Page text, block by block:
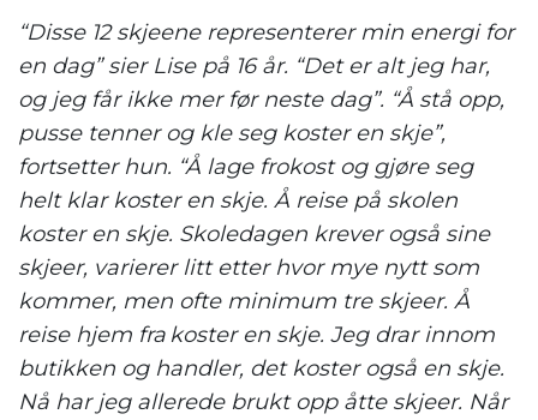
“Disse 12 skjeene representerer min energi for
en dag” sier Lise på 16 år. “Det er alt jeg har,
og jeg får ikke mer før neste dag”. “Å stå opp,
pusse tenner og kle seg koster en skje”,
fortsetter hun. “Å lage frokost og gjøre seg
helt klar koster en skje. Å reise på skolen
koster en skje. Skoledagen krever også sine
skjeer, varierer litt etter hvor mye nytt som
kommer, men ofte minimum tre skjeer. Å
reise hjem fra koster en skje. Jeg drar innom
butikken og handler, det koster også en skje.
Nå har jeg allerede brukt opp åtte skjeer. Når